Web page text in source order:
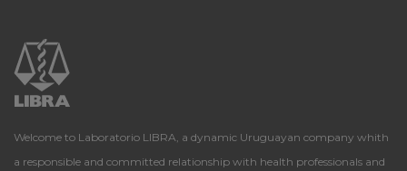
Welcome to Laboratorio LIBRA, a dynamic Uruguayan company whith
a responsible and committed relationship with health professionals and